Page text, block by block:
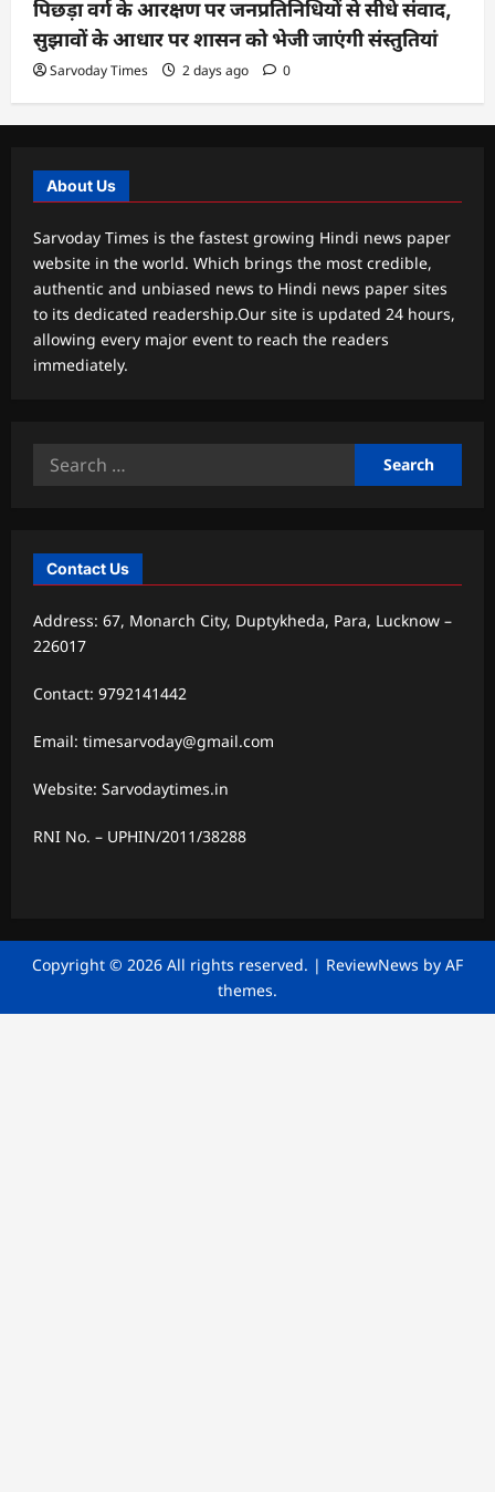
पिछड़ा वर्ग के आरक्षण पर जनप्रतिनिधियों से सीधे संवाद,
सुझावों के आधार पर शासन को भेजी जाएंगी संस्तुतियां
Sarvoday Times 2 days ago 0
About Us
Sarvoday Times is the fastest growing Hindi news paper
website in the world. Which brings the most credible,
authentic and unbiased news to Hindi news paper sites
to its dedicated readership.Our site is updated 24 hours,
allowing every major event to reach the readers
immediately.
Search
Contact Us
Address: 67, Monarch City, Duptykheda, Para, Lucknow –
226017
Contact: 9792141442
Email: timesarvoday@gmail.com
Website: Sarvodaytimes.in
RNI No. – UPHIN/2011/38288
Copyright © 2026 All rights reserved. | ReviewNews by AF
themes.